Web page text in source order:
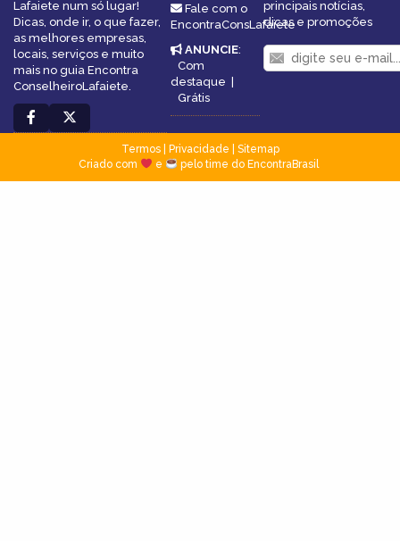
Lafaiete num só lugar!
Dicas, onde ir, o que fazer,
as melhores empresas,
locais, serviços e muito
mais no guia Encontra
ConselheiroLafaiete.
Fale com o
EncontraConsLafaiete
ANUNCIE:
Com
destaque
Grátis
principais notícias,
dicas e promoções
Termos| Privacidade
Sitemap
Criado com
e pelo time do EncontraBrasil